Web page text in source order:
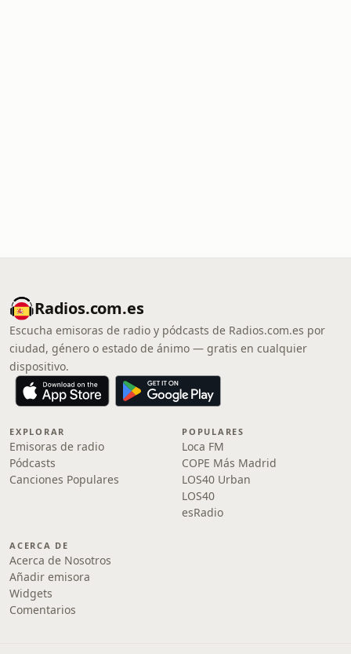
Radios.com.es
Escucha emisoras de radio y pódcasts de Radios.com.es por
ciudad, género o estado de ánimo — gratis en cualquier
dispositivo.
EXPLORAR
Emisoras de radio
Pódcasts
Canciones Populares
POPULARES
Loca FM
COPE Más Madrid
LOS40 Urban
LOS40
esRadio
ACERCA DE
Acerca de Nosotros
Añadir emisora
Widgets
Comentarios